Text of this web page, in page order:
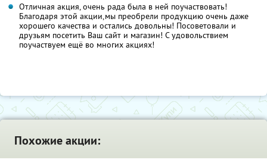
Отличная акция, очень рада была в ней поучаствовать!
Благодаря этой акции,мы преобрели продукцию очень даже
хорошего качества и остались довольны! Посоветовали и
друзьям посетить Ваш сайт и магазин! С удовольствием
поучаствуем ещё во многих акциях!
Похожие акции: